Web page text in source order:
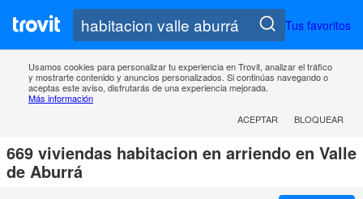
Tus favoritos
Usamos cookies para personalizar tu experiencia en Trovit, analizar el tráfico
y mostrarte contenido y anuncios personalizados. Si continúas navegando o
aceptas este aviso, disfrutarás de una experiencia mejorada.
Más información
ACEPTAR
BLOQUEAR
669 viviendas habitacion en arriendo en Valle
de Aburrá